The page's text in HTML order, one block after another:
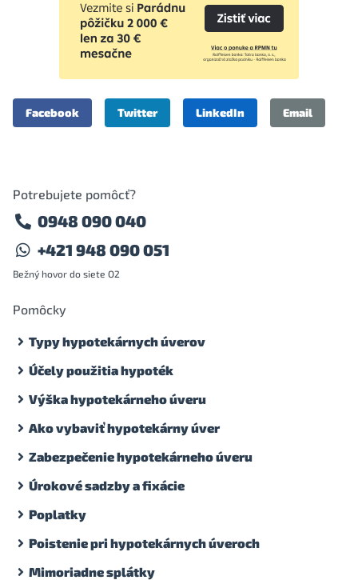
Facebook Twitter LinkedIn Email
Potrebujete pomôcť?
0948 090 040
+421 948 090 051
Bežný hovor do siete O2
Pomôcky
Typy hypotekárnych úverov
Účely použitia hypoték
Výška hypotekárneho úveru
Ako vybaviť hypotekárny úver
Zabezpečenie hypotekárneho úveru
Úrokové sadzby a fixácie
Poplatky
Poistenie pri hypotekárnych úveroch
Mimoriadne splátky